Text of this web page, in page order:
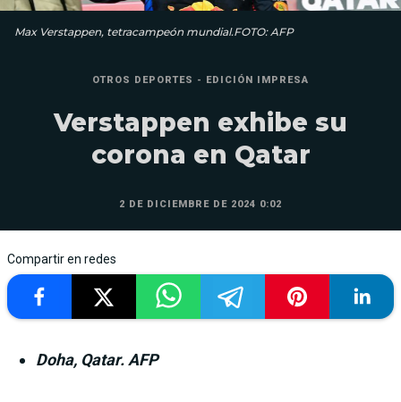
Max Verstappen, tetracampeón mundial.FOTO: AFP
OTROS DEPORTES - EDICIÓN IMPRESA
Verstappen exhibe su
corona en Qatar
2 DE DICIEMBRE DE 2024 0:02
Compartir en redes
Doha, Qatar. AFP